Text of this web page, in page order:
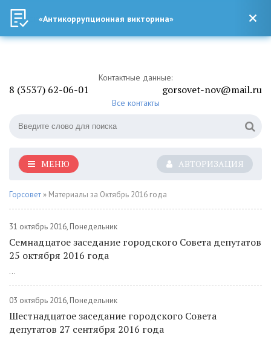
Контактные данные:
8 (3537) 62-06-01 gorsovet-nov@mail.ru
Все контакты
АВТОРИЗАЦИЯ
МЕНЮ
Горсовет » Материалы за Октябрь 2016 года
31 октябрь 2016, Понедельник
Семнадцатое заседание городского Совета депутатов
25 октября 2016 года
...
03 октябрь 2016, Понедельник
Шестнадцатое заседание городского Совета
депутатов 27 сентября 2016 года
«Антикоррупционная викторина»